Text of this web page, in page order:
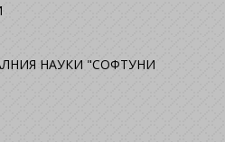
НАУКИ "СОФТУНИ